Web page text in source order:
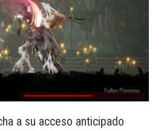
a su acceso anticipado